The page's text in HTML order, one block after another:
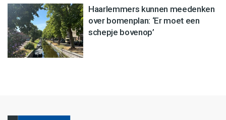
Haarlemmers kunnen meedenken
over bomenplan: ‘Er moet een
schepje bovenop’